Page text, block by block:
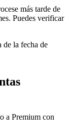
más tarde de
Puedes verificar
de la fecha de
a Premium con